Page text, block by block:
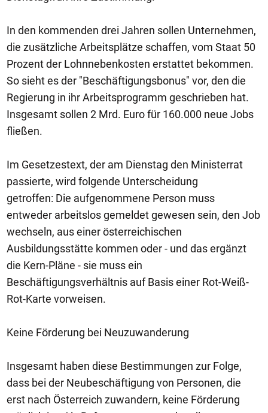
In den kommenden drei Jahren sollen Unternehmen,
die zusätzliche Arbeitsplätze schaffen, vom Staat 50
Prozent der Lohnnebenkosten erstattet bekommen.
So sieht es der "Beschäftigungsbonus" vor, den die
Regierung in ihr Arbeitsprogramm geschrieben hat.
Insgesamt sollen 2 Mrd. Euro für 160.000 neue Jobs
fließen.
Im Gesetzestext, der am Dienstag den Ministerrat
passierte, wird folgende Unterscheidung
getroffen: Die aufgenommene Person muss
entweder arbeitslos gemeldet gewesen sein, den Job
wechseln, aus einer österreichischen
Ausbildungsstätte kommen oder - und das ergänzt
die Kern-Pläne - sie muss ein
Beschäftigungsverhältnis auf Basis einer Rot-Weiß-
Rot-Karte vorweisen.
Keine Förderung bei Neuzuwanderung
Insgesamt haben diese Bestimmungen zur Folge,
dass bei der Neubeschäftigung von Personen, die
erst nach Österreich zuwandern, keine Förderung